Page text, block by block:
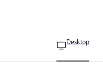
Desktop
nombres de
en la